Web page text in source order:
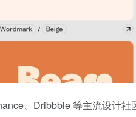
、Dribbble 等主流设计